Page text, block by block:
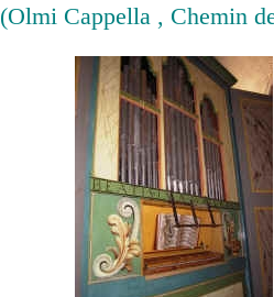
(Olmi Cappella , Chemin